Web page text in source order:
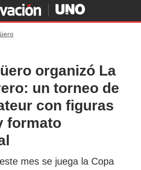
organizó La
un torneo de
con figuras
formato
mes se juega la Copa